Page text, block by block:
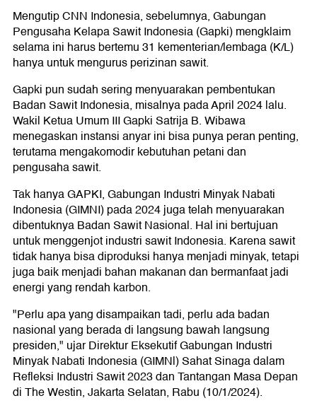
Mengutip CNN Indonesia, sebelumnya, Gabungan
Pengusaha Kelapa Sawit Indonesia (Gapki) mengklaim
selama ini harus bertemu 31 kementerian/lembaga (K/L)
hanya untuk mengurus perizinan sawit.
Gapki pun sudah sering menyuarakan pembentukan
Badan Sawit Indonesia, misalnya pada April 2024 lalu.
Wakil Ketua Umum III Gapki Satrija B. Wibawa
menegaskan instansi anyar ini bisa punya peran penting,
terutama mengakomodir kebutuhan petani dan
pengusaha sawit.
Tak hanya GAPKI, Gabungan Industri Minyak Nabati
Indonesia (GIMNI) pada 2024 juga telah menyuarakan
dibentuknya Badan Sawit Nasional. Hal ini bertujuan
untuk menggenjot industri sawit Indonesia. Karena sawit
tidak hanya bisa diproduksi hanya menjadi minyak, tetapi
juga baik menjadi bahan makanan dan bermanfaat jadi
energi yang rendah karbon.
"Perlu apa yang disampaikan tadi, perlu ada badan
nasional yang berada di langsung bawah langsung
presiden," ujar Direktur Eksekutif Gabungan Industri
Minyak Nabati Indonesia (GIMNl) Sahat Sinaga dalam
Refleksi Industri Sawit 2023 dan Tantangan Masa Depan
di The Westin, Jakarta Selatan, Rabu (10/1/2024).